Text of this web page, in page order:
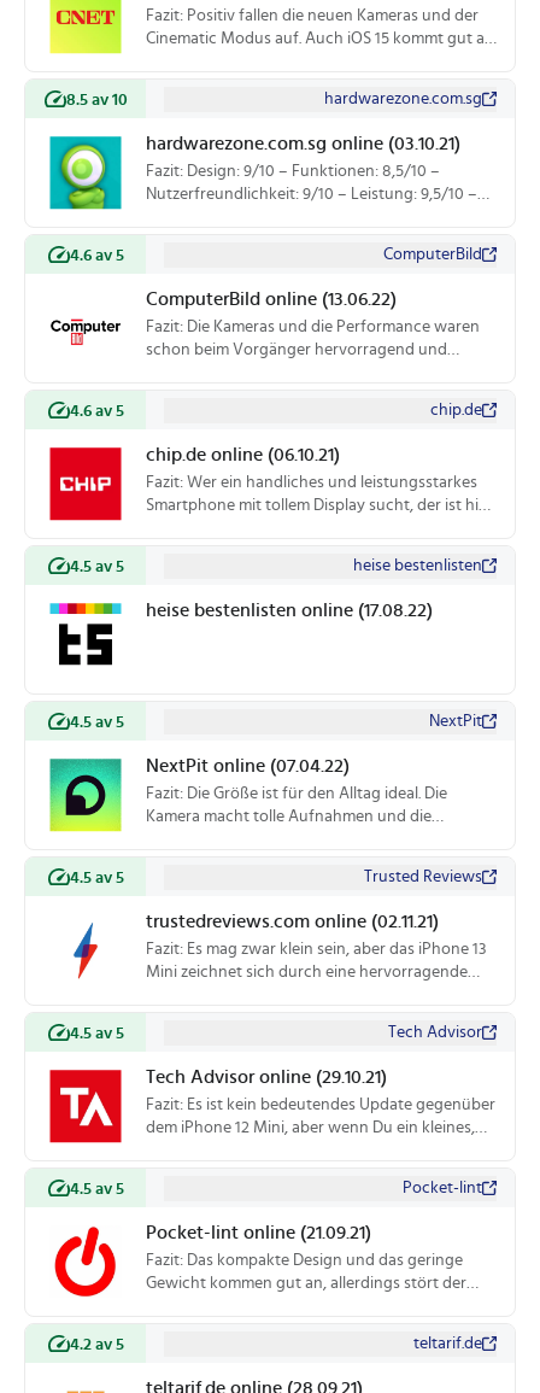
Fazit: Positiv fallen die neuen Kameras und der
Cinematic Modus auf. Auch iOS 15 kommt gut an.
8.5 av 10
hardwarezone.com.sg online (03.10.21)
Fazit: Design: 9/10 – Funktionen: 8,5/10 –
Nutzerfreundlichkeit: 9/10 – Leistung: 9,5/10 –
hardwarezone.com.sg
4.6 av 5
ComputerBild online (13.06.22)
Fazit: Die Kameras und die Performance waren
schon beim Vorgänger hervorragend und
Änderungen gibt es aber nicht. Wer also ein
will, ist hier richtig. Nur auf eine Tele-Linse muss
man verzichten.
ComputerBild
4.6 av 5
chip.de online (06.10.21)
Fazit: Wer ein handliches und leistungsstarkes
Smartphone mit tollem Display sucht, der ist hier
Verbesserungen lassen such kaum feststellen.
chip.de
4.5 av 5
heise bestenlisten online (17.08.22)
heise bestenlisten
4.5 av 5
NextPit online (07.04.22)
Fazit: Die Größe ist für den Alltag ideal. Die
Kamera macht tolle Aufnahmen und die
Außerdem wird ein Speicherkartenslot vermisst.
NextPit
4.5 av 5
trustedreviews.com online (02.11.21)
Fazit: Es mag zwar klein sein, aber das iPhone 13
Mini zeichnet sich durch eine hervorragende
Trusted Reviews
4.5 av 5
Tech Advisor online (29.10.21)
Fazit: Es ist kein bedeutendes Update gegenüber
dem iPhone 12 Mini, aber wenn Du ein kleines,
Tech Advisor
4.5 av 5
Pocket-lint online (21.09.21)
Fazit: Das kompakte Design und das geringe
Gewicht kommen gut an, allerdings stört der
Kamera macht einen großartigen Eindruck. Die
Pocket-lint
4.2 av 5
teltarif.de online (28.09.21)
teltarif.de